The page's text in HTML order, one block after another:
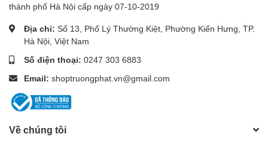
thành phố Hà Nội cấp ngày 07-10-2019
Địa chỉ: Số 13, Phố Lý Thường Kiệt, Phường Kiến Hưng, TP.
Hà Nội, Việt Nam
Số điện thoại: 0247 303 6883
Email: shoptruongphat.vn@gmail.com
Về chúng tôi